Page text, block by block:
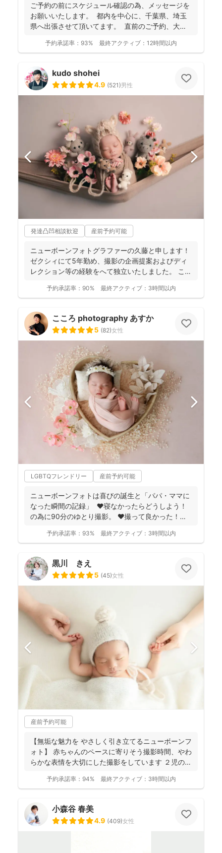
ご予約の前にスケジュール確認の為、 メッセージを
お願いいたします。 都内を中心に、千葉県、埼玉
県へ出張させて頂いてます。 直前のご予約、大歓
予約承諾率： 93% 最終アクティブ： 12時間以内
kudo shohei
4.9 (521)男性
発達凸凹相談歓迎 産前予約可能
ニューボーンフォトグラファーの久藤と申します！
ゼクシィにて5年勤め、撮影の企画提案およびディ
レクション等の経験をへて独立いたしました。 これ
予約承諾率： 90% 最終アクティブ： 3時間以内
こころ photography あすか
5 (82)女性
LGBTQフレンドリー 産前予約可能
ニューボーンフォトは喜びの誕生と「パパ・ママに
なった瞬間の記録」 ❤️寝なかったらどうしよう！
の為に90分のゆとり撮影。 ❤️撮って良かった！未
予約承諾率： 93% 最終アクティブ： 3時間以内
黒川 きえ
5 (45)女性
産前予約可能
【無垢な魅力を やさしく引き立てるニューボーンフ
ォト】 赤ちゃんのペースに寄りそう撮影時間、やわ
らかな表情を大切にした撮影をしています ２児の母
予約承諾率： 94% 最終アクティブ： 3時間以内
小森谷 春美
4.9 (409)女性